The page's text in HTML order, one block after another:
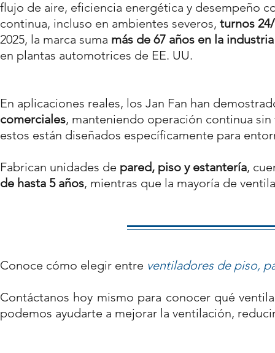
flujo de aire, eficiencia energética y desempeño
continua, incluso en ambientes severos, turnos
2025, la marca suma más de 67 años en la industria
en plantas automotrices de EE. UU.
En aplicaciones reales, los Jan Fan han
comerciales, manteniendo operación continua
estos están diseñados específicamente para
Fabrican unidades de pared, piso y estantería,
de hasta 5 años, mientras que la mayoría de
Conoce cómo elegir entre ventiladores de piso,
Contáctanos hoy mismo para conocer qué
podemos ayudarte a mejorar la ventilación,